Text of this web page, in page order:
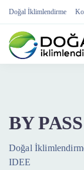
Doğal İklimlendirme
BY
Doğal
IDEE